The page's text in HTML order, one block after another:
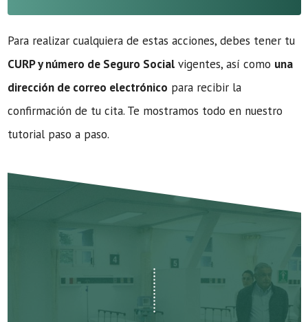
Para realizar cualquiera de estas acciones, debes tener tu
CURP y número de Seguro Social vigentes, así como una
dirección de correo electrónico para recibir la
confirmación de tu cita. Te mostramos todo en nuestro
tutorial paso a paso.